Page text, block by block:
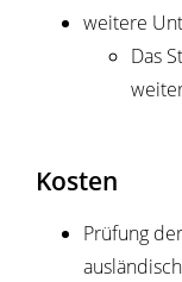
weitere
​​​​​​​Das
Kosten
Prüfung